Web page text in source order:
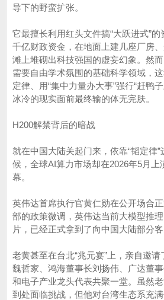
导下的野蛮扩张。
它最擅长利用红头文件搞“大跃进式”
千亿财政资金，在地面上建几座厂房
滩上堆砌出科技强国的虚妄幻象。然而
需要自由学术氛围的基础科学领域，
定律、用“集中力量办大事”强行“赶鸭
冰冷的现实面前最终输的体无完肤。
H200解禁背后的暗战
就在中国大陆关起门来，依靠“韬定律
候，全球AI算力市场却在2026年5月上
幕。
英伟达首席执行官黄仁勋在公开场合
部的政策微调，英伟达当前大模型推
片，已经正式拿到了向中国大陆部分客
老黄甚至在台北“兆元宴”上，亲自邀
魏哲家、鸿海董事长刘扬伟、广达董
和电子产业龙头代表共聚一堂。虽然
到处面临挑战，但他对台湾生态系充满